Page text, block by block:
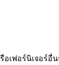
อเฟอร์นิเจอร์อื่น